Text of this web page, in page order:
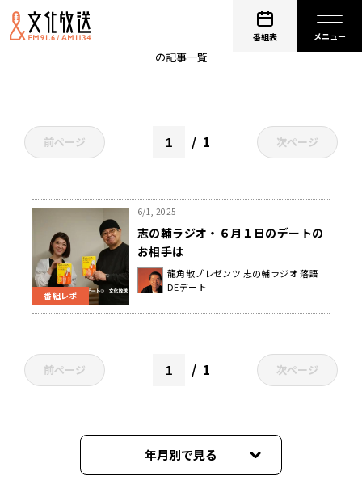
番組表
の記事一覧
前ページ 1 次ページ
番組レポ
6/1, 2025
志の輔ラジオ・６月１日のデートの
お相手は
龍角散プレゼンツ 志の輔ラジオ 落語
DEデート
前ページ 1 次ページ
年月別で見る